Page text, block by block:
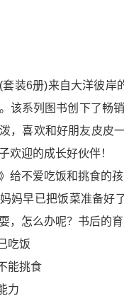
(套装6册)来自大洋彼
该系列图书创下了畅
，喜欢和好朋友皮皮
欢迎的成长好伙伴！
给不爱吃饭和挑食的孩
妈早已把饭菜准备好
，怎么办呢？书后的育
吃饭
能挑食
力